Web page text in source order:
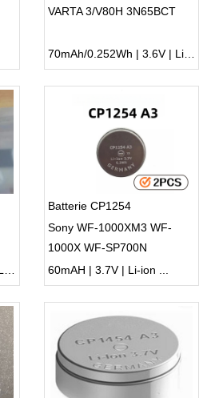
VARTA 3/V80H 3N65BCT
70mAh/0.252Wh | 3.6V | Li-ion ...
200MAH/0.72Wh | 3.6V | Li-ion ...
Batterie CP1254
Sony WF-1000XM3 WF-
1000X WF-SP700N
Headphones, Sony WF-
1000XM3 WF-1000X WF-
Samsung Powerbeats
60mAH | 3.7V | Li-ion ...